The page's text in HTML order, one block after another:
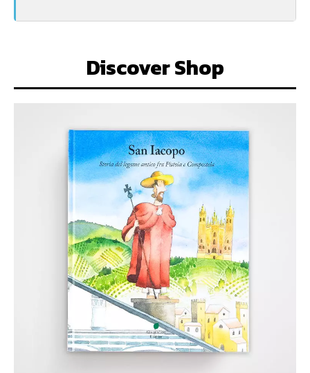
Discover Shop